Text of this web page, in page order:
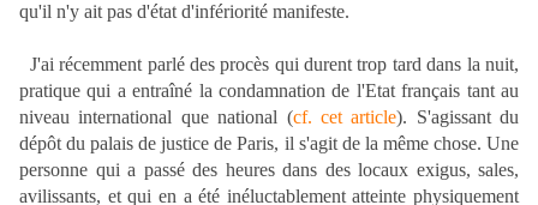
qu'il n'y ait pas d'état d'infériorité manifeste.
J'ai récemment parlé des procès qui durent trop tard dans la nuit,
pratique qui a entraîné la condamnation de l'Etat français tant au
niveau international que national (cf. cet article). S'agissant du
dépôt du palais de justice de Paris, il s'agit de la même chose. Une
personne qui a passé des heures dans des locaux exigus, sales,
avilissants, et qui en a été inéluctablement atteinte physiquement